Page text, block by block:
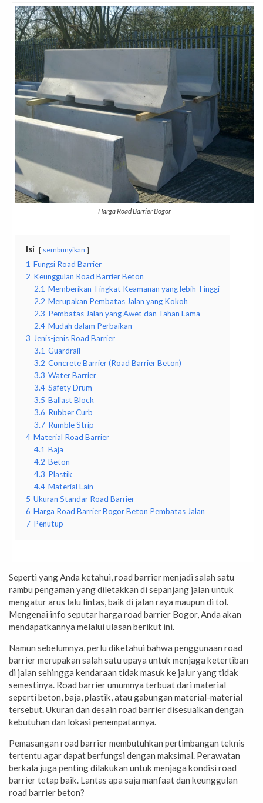
Harga Road Barrier Bogor
Isi sembunyikan
1 Fungsi Road Barrier
2 Keunggulan Road Barrier Beton
2.1 Memberikan Tingkat Keamanan yang lebih Tinggi
2.2 Merupakan Pembatas Jalan yang Kokoh
2.3 Pembatas Jalan yang Awet dan Tahan Lama
2.4 Mudah dalam Perbaikan
3 Jenis-jenis Road Barrier
3.1 Guardrail
3.2 Concrete Barrier (Road Barrier Beton)
3.3 Water Barrier
3.4 Safety Drum
3.5 Ballast Block
3.6 Rubber Curb
3.7 Rumble Strip
4 Material Road Barrier
4.1 Baja
4.2 Beton
4.3 Plastik
4.4 Material Lain
5 Ukuran Standar Road Barrier
6 Harga Road Barrier Bogor Beton Pembatas Jalan
7 Penutup
Seperti yang Anda ketahui, road barrier menjadi salah satu
rambu pengaman yang diletakkan di sepanjang jalan untuk
mengatur arus lalu lintas, baik di jalan raya maupun di tol.
Mengenai info seputar harga road barrier Bogor, Anda akan
mendapatkannya melalui ulasan berikut ini.
Namun sebelumnya, perlu diketahui bahwa penggunaan road
barrier merupakan salah satu upaya untuk menjaga ketertiban
di jalan sehingga kendaraan tidak masuk ke jalur yang tidak
semestinya. Road barrier umumnya terbuat dari material
seperti beton, baja, plastik, atau gabungan material-material
tersebut. Ukuran dan desain road barrier disesuaikan dengan
kebutuhan dan lokasi penempatannya.
Pemasangan road barrier membutuhkan pertimbangan teknis
tertentu agar dapat berfungsi dengan maksimal. Perawatan
berkala juga penting dilakukan untuk menjaga kondisi road
barrier tetap baik. Lantas apa saja manfaat dan keunggulan
road barrier beton?